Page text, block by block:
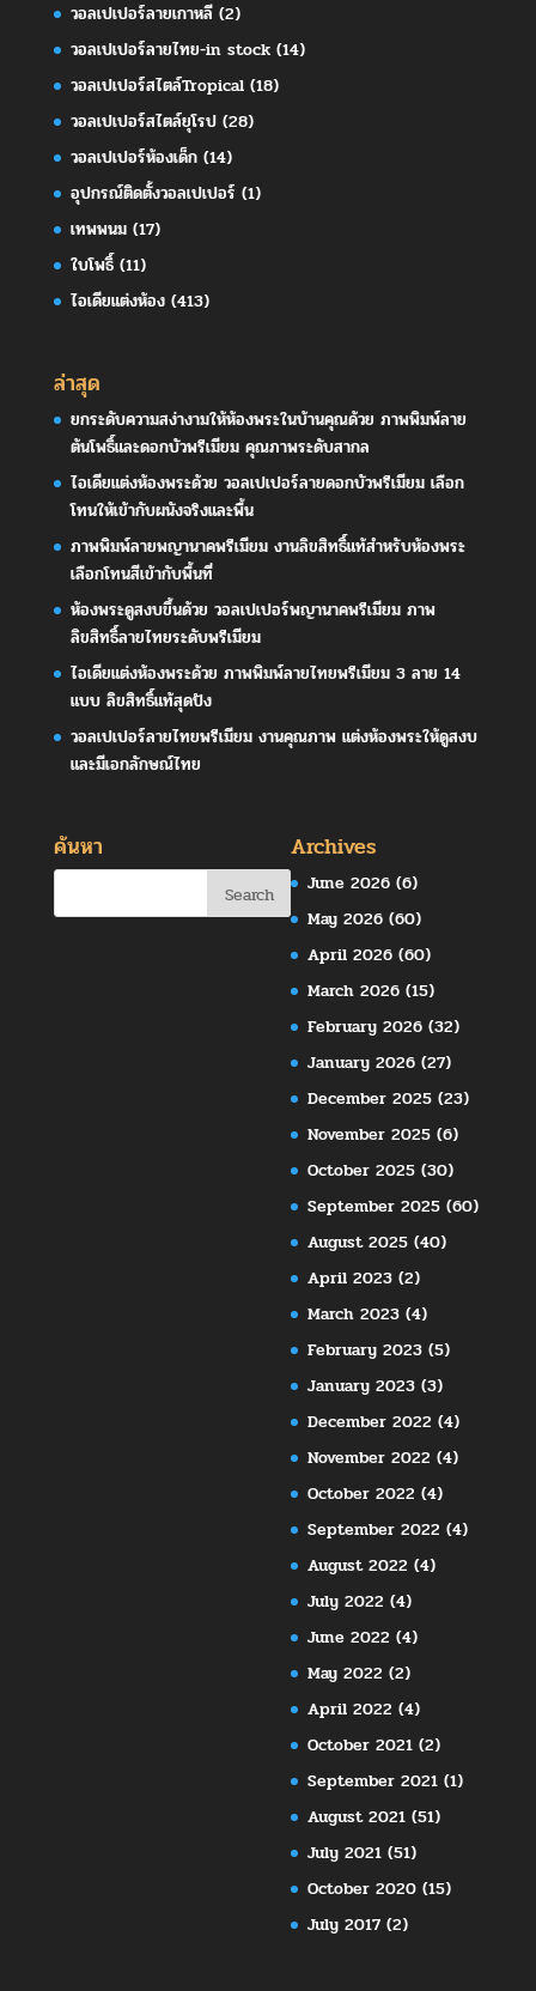
วอลเปเปอร์ลายเกาหลี(2)
วอลเปเปอร์ลายไทย-in stock(14)
วอลเปเปอร์สไตล์Tropical(18)
วอลเปเปอร์สไตล์ยุโรป(28)
วอลเปเปอร์ห้องเด็ก(14)
อุปกรณ์ติดตั้งวอลเปเปอร์ (1)
เทพพนม(17)
ใบโพธิ์(11)
ไอเดียแต่งห้อง(413)
ล่าสุด
ยกระดับความสง่างามให้ห้องพระในบ้านคุณด้วย ภาพพิมพ์ลาย
ต้นโพธิ์และดอกบัวพรีเมียม คุณภาพระดับสากล
ไอเดียแต่งห้องพระด้วย วอลเปเปอร์ลายดอกบัวพรีเมียม เลือก
โทนให้เข้ากับผนังจริงและพื้น
ภาพพิมพ์ลายพญานาคพรีเมียม งานลิขสิทธิ์แท้สำหรับห้องพระ
เลือกโทนสีเข้ากับพื้นที่
ห้องพระดูสงบขึ้นด้วย วอลเปเปอร์พญานาคพรีเมียม ภาพ
ลิขสิทธิ์ลายไทยระดับพรีเมียม
ไอเดียแต่งห้องพระด้วย ภาพพิมพ์ลายไทยพรีเมียม 3 ลาย 14
แบบ ลิขสิทธิ์แท้สุดปัง
วอลเปเปอร์ลายไทยพรีเมียม งานคุณภาพ แต่งห้องพระให้ดูสงบ
และมีเอกลักษณ์ไทย
ค้นหา Archives
June 2026 (6)
May 2026 (60)
April 2026 (60)
March 2026 (15)
February 2026 (32)
January 2026 (27)
December 2025 (23)
November 2025 (6)
October 2025 (30)
September 2025 (60)
August 2025 (40)
April 2023 (2)
March 2023 (4)
February 2023 (5)
January 2023 (3)
December 2022 (4)
November 2022 (4)
October 2022 (4)
September 2022 (4)
August 2022 (4)
July 2022 (4)
June 2022 (4)
May 2022 (2)
April 2022 (4)
October 2021 (2)
September 2021 (1)
August 2021 (51)
July 2021 (51)
October 2020 (15)
July 2017 (2)